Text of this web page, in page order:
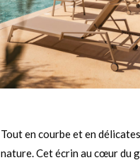
Tout en courbe et en
nature. Cet écrin au cœur du